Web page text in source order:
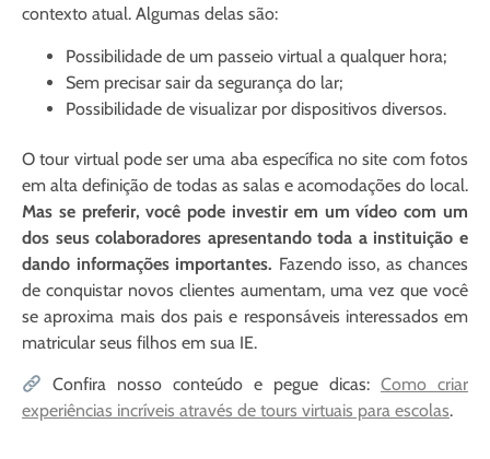
contexto atual. Algumas delas são:
Possibilidade de um passeio virtual a qualquer hora;
Sem precisar sair da segurança do lar;
Possibilidade de visualizar por dispositivos diversos.
O tour virtual pode ser uma aba específica no site com fotos
em alta definição de todas as salas e acomodações do local.
Mas se preferir, você pode investir em um vídeo com um
dos seus colaboradores apresentando toda a instituição e
dando informações importantes. Fazendo isso, as chances
de conquistar novos clientes aumentam, uma vez que você
se aproxima mais dos pais e responsáveis interessados em
matricular seus filhos em sua IE.
Confira nosso conteúdo e pegue dicas:Como criar
experiências incríveis através de tours virtuais para escolas.